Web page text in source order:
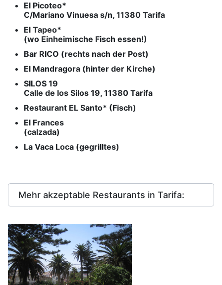
El Picoteo*
C/Mariano Vinuesa s/n, 11380 Tarifa
El Tapeo*
(wo Einheimische Fisch essen!)
Bar RICO (rechts nach der Post)
El Mandragora (hinter der Kirche)
SILOS 19
Calle de los Silos 19, 11380 Tarifa
Restaurant EL Santo* (Fisch)
El Frances
(calzada)
La Vaca Loca (gegrilltes)
Mehr akzeptable Restaurants in Tarifa: